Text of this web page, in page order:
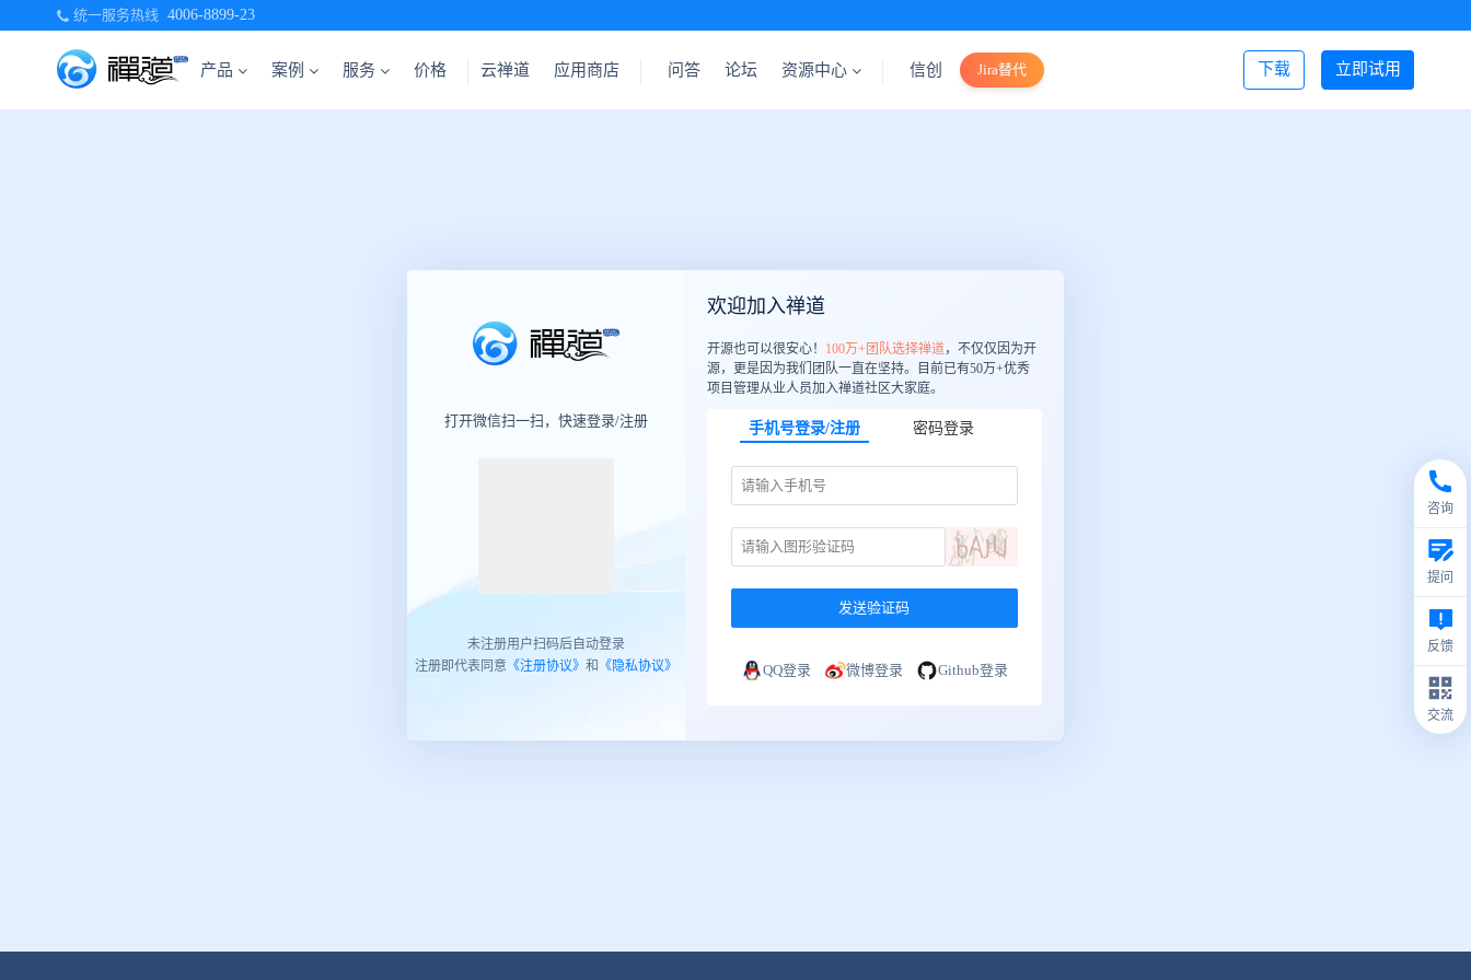
统一服务热线 4006-8899-23
产品 案例 服务 价格 立即试用
下载
云禅道 应用商店 问答 论坛 资源中心 信创 Jira替代 登录/注册
咨询
提问
反馈
交流
打开微信扫一扫，快速登录/注册
未注册用户扫码后自动登录
注册即代表同意 《注册协议》 和 《隐私协议》
欢迎加入禅道
开源也可以很安心！ 100万+团队选择禅道，不仅仅因为开
源，更是因为我们团队一直在坚持。目前已有50万+优秀
项目管理从业人员加入禅道社区大家庭。
手机号登录/注册 密码登录
发送验证码
QQ登录 微博登录 Github登录